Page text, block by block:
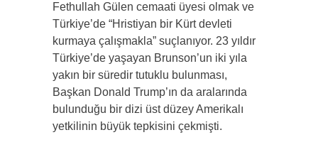
Fethullah Gülen cemaati üyesi olmak ve
Türkiye’de “Hristiyan bir Kürt devleti
kurmaya çalışmakla” suçlanıyor. 23 yıldır
Türkiye’de yaşayan Brunson’un iki yıla
yakın bir süredir tutuklu bulunması,
Başkan Donald Trump’ın da aralarında
bulunduğu bir dizi üst düzey Amerikalı
yetkilinin büyük tepkisini çekmişti.